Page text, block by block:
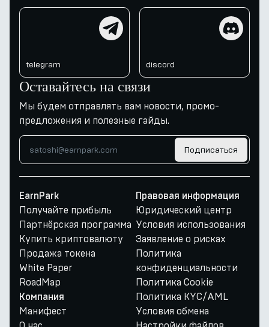
telegram discord
Оставайтесь на связи
Мы будем отправлять вам новости, промо-
предложения и полезные гайды.
Подписаться
EarnPark
Получайте прибыль
Партнёрская программа
Купить криптовалюту
Продажа токена
White Paper
RoadMap
Компания
Манифест
Правовая информация
Юридический центр
Условия использования
Заявление о рисках
Политика
конфиденциальности
Политика Cookie
Политика KYC/AML
Условия обмена